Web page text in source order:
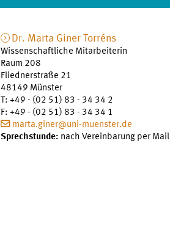
Dr. Marta Giner Torréns
Wissenschaftliche Mitarbeiterin
Raum 208
Fliednerstraße 21
48149 Münster
T: +49 - (02 51) 83 - 34 34 2
F: +49 - (02 51) 83 - 34 34 1
marta.giner@uni-muenster.de
Sprechstunde: nach Vereinbarung per Mail